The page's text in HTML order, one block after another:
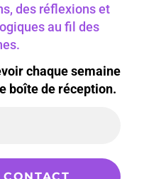
des réflexions et
au fil des
chaque semaine
boîte de réception.